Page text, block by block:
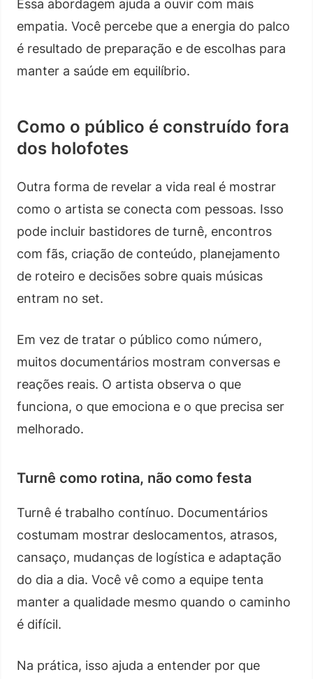
Essa abordagem ajuda a ouvir com mais
empatia. Você percebe que a energia do palco
é resultado de preparação e de escolhas para
manter a saúde em equilíbrio.
Como o público é construído fora
dos holofotes
Outra forma de revelar a vida real é mostrar
como o artista se conecta com pessoas. Isso
pode incluir bastidores de turnê, encontros
com fãs, criação de conteúdo, planejamento
de roteiro e decisões sobre quais músicas
entram no set.
Em vez de tratar o público como número,
muitos documentários mostram conversas e
reações reais. O artista observa o que
funciona, o que emociona e o que precisa ser
melhorado.
Turnê como rotina, não como festa
Turnê é trabalho contínuo. Documentários
costumam mostrar deslocamentos, atrasos,
cansaço, mudanças de logística e adaptação
do dia a dia. Você vê como a equipe tenta
manter a qualidade mesmo quando o caminho
é difícil.
Na prática, isso ajuda a entender por que